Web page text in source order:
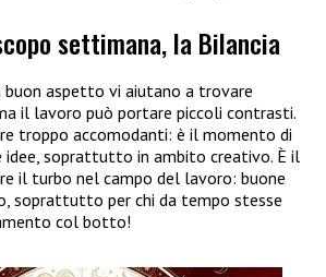
settimana, la Bilancia
buon aspetto vi aiutano a trovare
il lavoro può portare piccoli contrasti.
troppo accomodanti: è il momento di
soprattutto in ambito creativo. È il
il turbo nel campo del lavoro: buone
soprattutto per chi da tempo stesse
col botto!